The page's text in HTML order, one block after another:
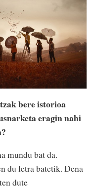
bere istorioa
eragin nahi
mundu bat da.
du letra batetik. Dena
dute